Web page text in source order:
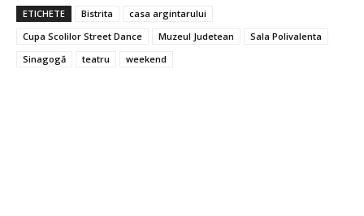
ETICHETE Bistrita
casa argintarului
Cupa Scolilor Street Dance
Muzeul Judetean
Sala Polivalenta
Sinagogă
teatru weekend